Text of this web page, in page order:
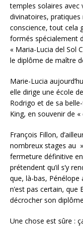
temples solaires avec
divinatoires,
conscience, tout cela
formés spécialement
« Maria-Lucia del Sol
le diplôme de maître
Marie-Lucia
elle dirige une école
Rodrigo et de sa
King, en souvenir de
François Fillon,
nombreux stages au
fermeture définitive
prétendent qu’il s’y
que, là-bas,
n’est pas certain, que
décrocher son
Une chose est sûre :